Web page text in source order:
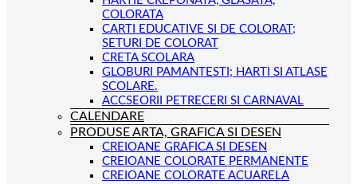
COLORATA
CARTI EDUCATIVE SI DE COLORAT;
SETURI DE COLORAT
CRETA SCOLARA
GLOBURI PAMANTESTI; HARTI SI ATLASE
SCOLARE.
ACCSEORII PETRECERI SI CARNAVAL
CALENDARE
PRODUSE ARTA, GRAFICA SI DESEN
CREIOANE GRAFICA SI DESEN
CREIOANE COLORATE PERMANENTE
CREIOANE COLORATE ACUARELA